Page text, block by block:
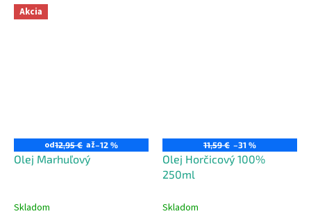
Akcia
od12,95 € až–12 %
Olej Marhuľový
Skladom
11,59 € –31 %
Olej Horčicový 100%
250ml
Skladom